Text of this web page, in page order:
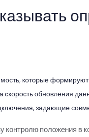
которые
обновления
задающие
положения в